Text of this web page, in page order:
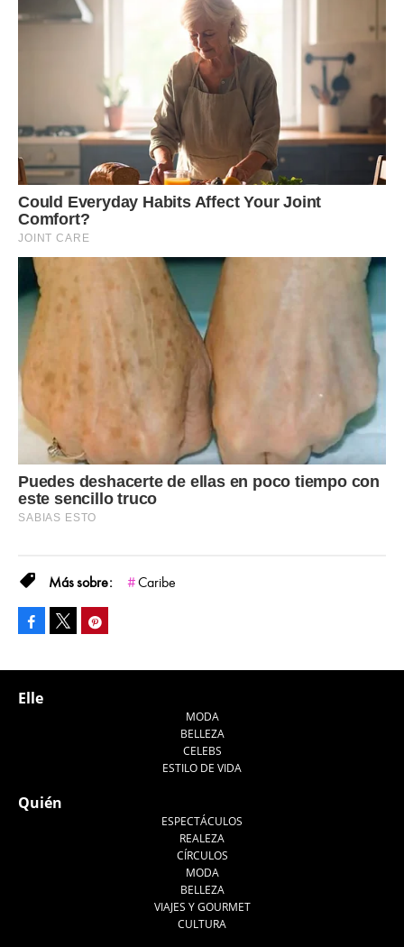
Caribe
Facebook
Elle
MODA
BELLEZA
CELEBS
ESTILO DE VIDA
Quién
ESPECTÁCULOS
REALEZA
CÍRCULOS
MODA
BELLEZA
VIAJES Y GOURMET
CULTURA